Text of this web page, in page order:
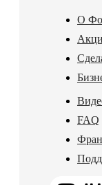
О
FAQ